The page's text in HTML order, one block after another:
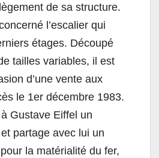
de sa structure.
l’escalier qui
étages. Découpé
tailles variables, il est
d’une vente aux
le 1er décembre 1983.
Gustave Eiffel un
partage avec lui un
la matérialité du fer,